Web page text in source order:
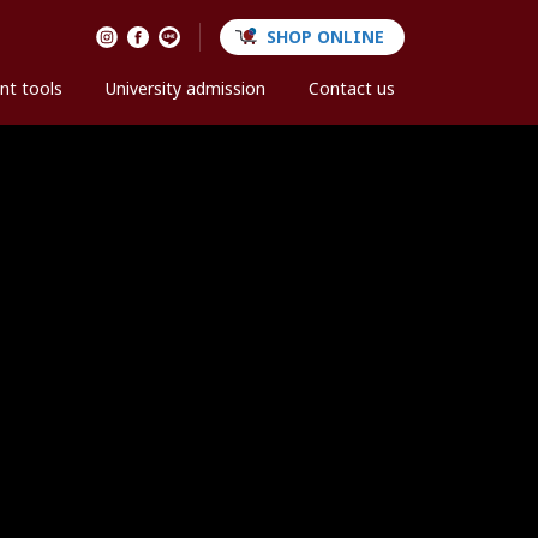
SHOP ONLINE
tools University admission Contact us